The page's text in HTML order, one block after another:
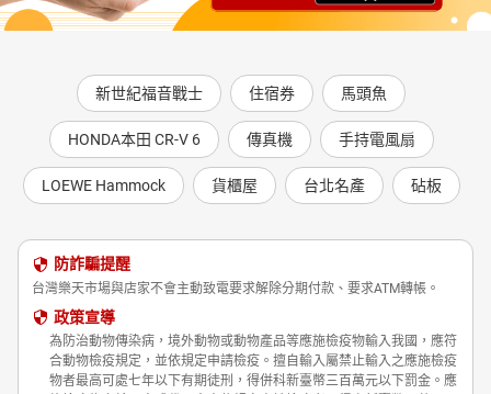
新世紀福音戰士 住宿券 馬頭魚
HONDA本田 CR-V 6 傳真機 手持電風扇
LOEWE Hammock 貨櫃屋 台北名產 砧板
防詐騙提醒
台灣樂天市場與店家不會主動致電要求解除分期付款、要求ATM轉帳。
政策宣導
為防治動物傳染病，境外動物或動物產品等應施檢疫物輸入我國，應符
合動物檢疫規定，並依規定申請檢疫。擅自輸入屬禁止輸入之應施檢疫
物者最高可處七年以下有期徒刑，得併科新臺幣三百萬元以下罰金。應